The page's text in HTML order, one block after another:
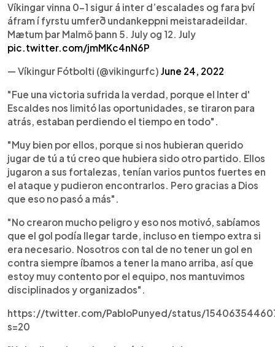
Víkingar vinna 0-1 sigur á inter d’escalades og fara því
áfram í fyrstu umferð undankeppni meistaradeildar.
Mætum þar Malmö þann 5. July og 12. July
pic.twitter.com/jmMKc4nN6P
— Víkingur Fótbolti (@vikingurfc) June 24, 2022
"Fue una victoria sufrida la verdad, porque el Inter d'
Escaldes nos limitó las oportunidades, se tiraron para
atrás, estaban perdiendo el tiempo en todo".
"Muy bien por ellos, porque si nos hubieran querido
jugar de tú a tú creo que hubiera sido otro partido. Ellos
jugaron a sus fortalezas, tenían varios puntos fuertes en
el ataque y pudieron encontrarlos. Pero gracias a Dios
que eso no pasó a más".
"No crearon mucho peligro y eso nos motivó, sabíamos
que el gol podía llegar tarde, incluso en tiempo extra si
era necesario. Nosotros con tal de no tener un gol en
contra siempre íbamos a tener la mano arriba, así que
estoy muy contento por el equipo, nos mantuvimos
disciplinados y organizados".
https://twitter.com/PabloPunyed/status/
s=20